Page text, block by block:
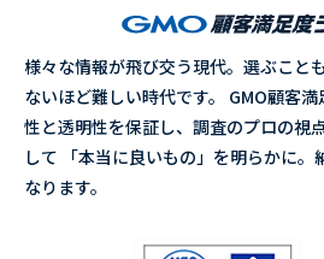
様々な情報が飛び交う現代。選ぶこと
ないほど難しい時代です。 GMO顧客
性と透明性を保証し、調査のプロの視
して 「本当に良いもの」を明らかに。
なります。